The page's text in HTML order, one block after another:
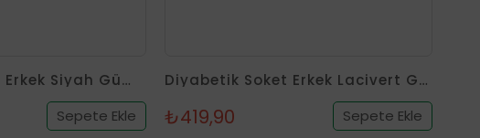
Diyabetik Soket Erkek Siyah Gümüş Çorap
Sepete Ekle
Diyabetik Soket Erkek Lacivert Gümüş Çorap
₺419,90 Sepete Ekle